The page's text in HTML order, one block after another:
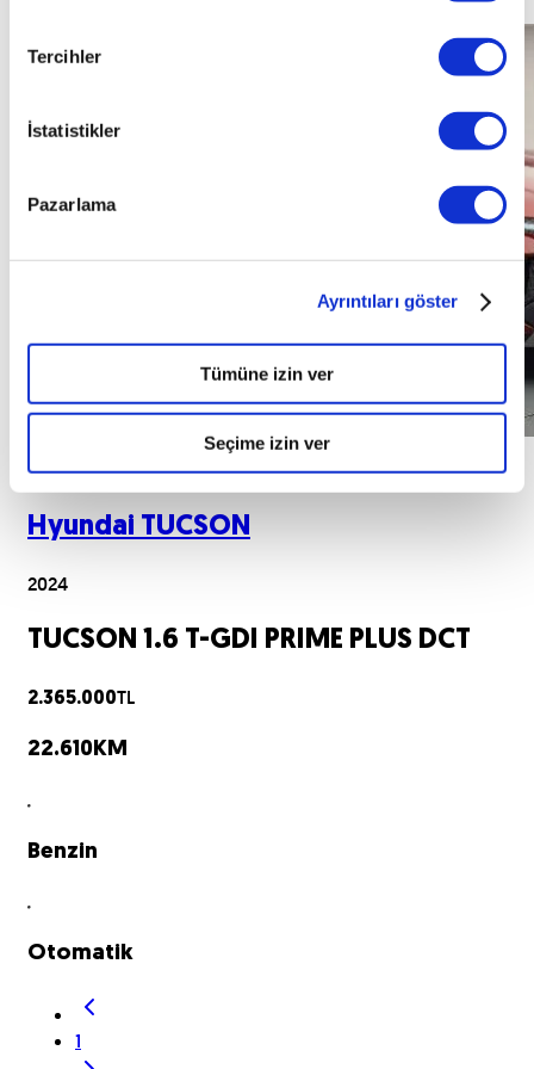
Tercihler
İstatistikler
Pazarlama
Ayrıntıları göster
Tümüne izin ver
Seçime izin ver
Hyundai TUCSON
2024
TUCSON 1.6 T-GDI PRIME PLUS DCT
2.365.000TL
22.610KM
Benzin
Otomatik
1